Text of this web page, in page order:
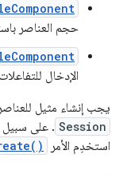
حجم العناصر
الإدخال
يجب إنشاء مثيل
Session . على سبيل
استخدِم الأمر